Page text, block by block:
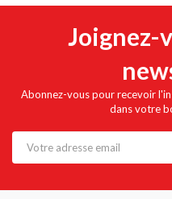
Joignez-
Abonnez-vous pour recevoir
dans votre